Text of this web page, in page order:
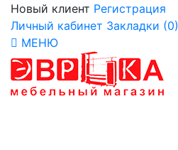
Новый клиент Регистрация
Личный кабинет Закладки (0)
МЕНЮ